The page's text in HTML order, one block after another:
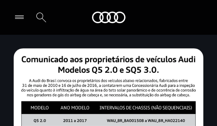
Selecionar o revendedor